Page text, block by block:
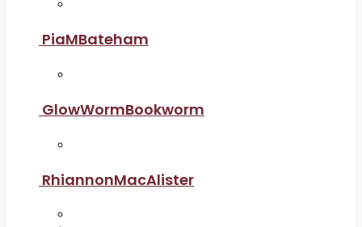
PiaMBateham
GlowWormBookworm
RhiannonMacAlister